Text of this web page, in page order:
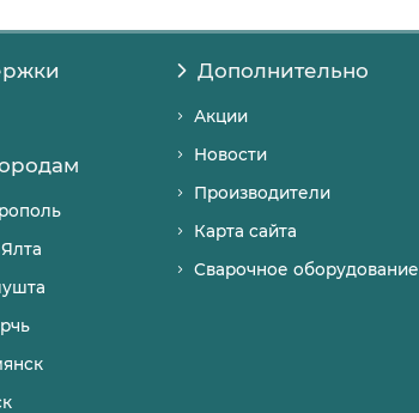
Ялта
Дополнительно
Акции
Новости
Производители
Карта сайта
Сварочное оборудование